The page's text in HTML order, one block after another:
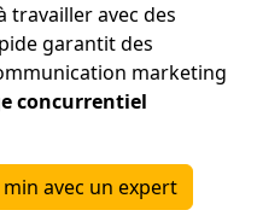
travailler avec des
garantit des
marketing
concurrentiel
avec un expert